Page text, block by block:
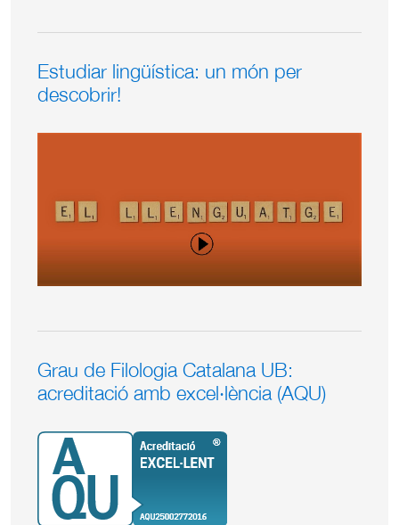
Estudiar lingüística: un món per
descobrir!
Grau de Filologia Catalana UB:
acreditació amb excel·lència (AQU)